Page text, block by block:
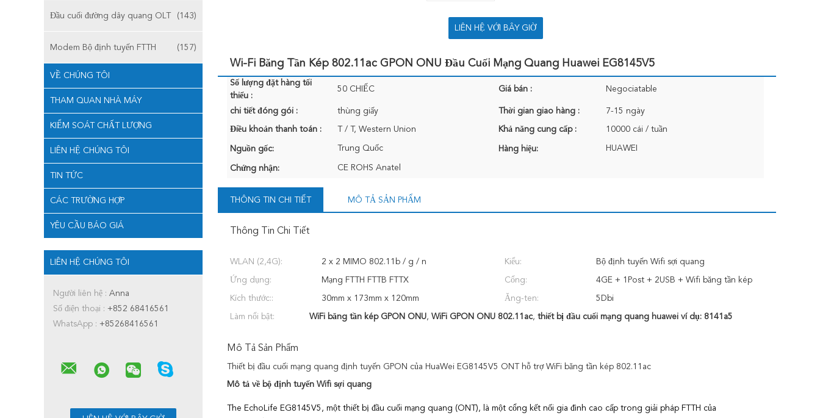
Đầu cuối đường dây quang OLT (143)
Modem Bộ định tuyến FTTH (157)
VỀ CHÚNG TÔI
THAM QUAN NHÀ MÁY
KIỂM SOÁT CHẤT LƯỢNG
LIÊN HỆ CHÚNG TÔI
TIN TỨC
CÁC TRƯỜNG HỢP
YÊU CẦU BÁO GIÁ
LIÊN HỆ CHÚNG TÔI
Người liên hệ : Anna
Số điện thoại : +852 68416561
WhatsApp : +85268416561
LIÊN HỆ VỚI BÂY GIỜ
Wi-Fi Băng Tần Kép 802.11ac GPON ONU Đầu Cuối Mạng Quang Huawei EG8145V5
Số lượng đặt hàng tối
thiểu :
50 CHIẾC Giá bán : Negociatable
chi tiết đóng gói : thùng giấy Thời gian giao hàng : 7-15 ngày
Điều khoản thanh toán : T / T, Western Union Khả năng cung cấp : 10000 cái / tuần
Nguồn gốc: Trung Quốc Hàng hiệu: HUAWEI
Chứng nhận: CE ROHS Anatel
THÔNG TIN CHI TIẾT MÔ TẢ SẢN PHẨM
Thông Tin Chi Tiết
WLAN (2,4G): 2 x 2 MIMO 802.11b / g / n Kiểu: Bộ định tuyến Wifi sợi quang
Ứng dụng: Mạng FTTH FTTB FTTX Cổng: 4GE + 1Post + 2USB + Wifi băng tần kép
Kích thước:: 30mm x 173mm x 120mm Ăng-ten: 5Dbi
Làm nổi bật: WiFi băng tần kép GPON ONU, WiFi GPON ONU 802.11ac, thiết bị đầu cuối mạng quang huawei ví dụ: 8141a5
Mô Tả Sản Phẩm
Thiết bị đầu cuối mạng quang định tuyến GPON của HuaWei EG8145V5 ONT hỗ trợ WiFi băng tần kép 802.11ac
Mô tả về bộ định tuyến Wifi sợi quang
The EchoLife EG8145V5 , một thiết bị đầu cuối mạng quang (ONT), là một cổng kết nối gia đình cao cấp trong giải pháp FTTH của